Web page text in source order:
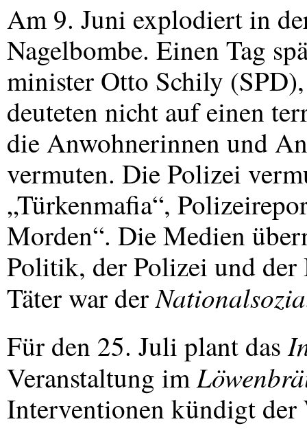
Am 9. Juni explodiert in
Nagelbombe. Einen Tag
minister Otto Schily (SPD
deuteten nicht auf einen
die Anwohnerinnen und
vermuten. Die Polizei
„Türkenmafia“,
Morden“. Die Medien
Politik, der Polizei und
Täter war der
Für den 25. Juli plant das
Veranstaltung im
Interventionen kündigt